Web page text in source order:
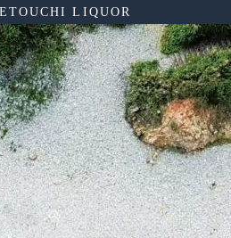
LIQUOR